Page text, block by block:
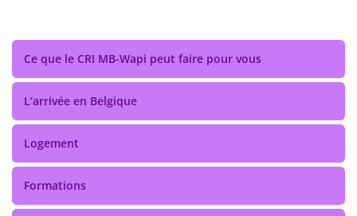
Ce que le CRI MB-Wapi peut faire pour vous
L’arrivée en Belgique
Logement
Formations